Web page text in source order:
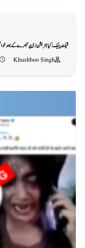
فیکٹ چیک: کیا جنریشن زی پر تبصرے کے بعد
Khushboo Singh